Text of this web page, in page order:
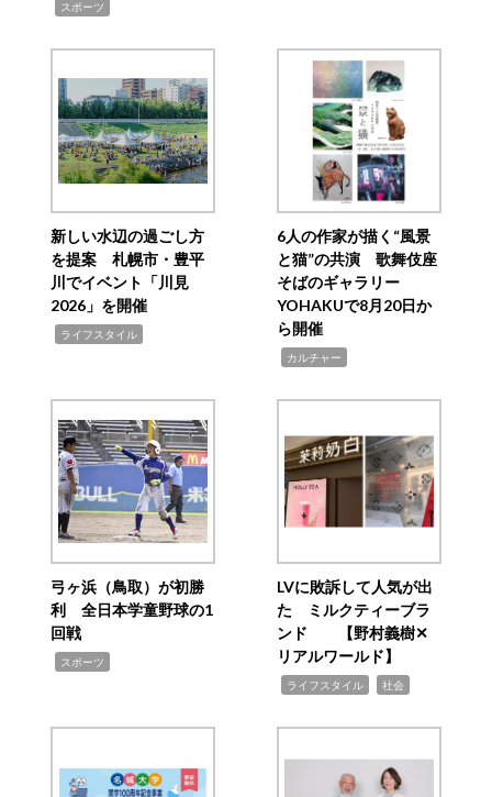
スポーツ
新しい水辺の過ごし方
を提案 札幌市・豊平
川でイベント「川見
2026」を開催
ライフスタイル
6人の作家が描く“風景
と猫”の共演 歌舞伎座
そばのギャラリー
YOHAKUで8月20日か
ら開催
カルチャー
弓ヶ浜（鳥取）が初勝
利 全日本学童野球の1
回戦
スポーツ
LVに敗訴して人気が出
た ミルクティーブラ
ンド 【野村義樹✕
リアルワールド】
ライフスタイル 社会